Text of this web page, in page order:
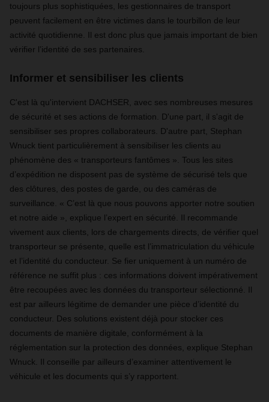
toujours plus sophistiquées, les gestionnaires de transport
peuvent facilement en être victimes dans le tourbillon de leur
activité quotidienne. Il est donc plus que jamais important de bien
vérifier l’identité de ses partenaires.
Informer et sensibiliser les clients
C'est là qu'intervient DACHSER, avec ses nombreuses mesures
de sécurité et ses actions de formation. D'une part, il s'agit de
sensibiliser ses propres collaborateurs. D'autre part, Stephan
Wnuck tient particulièrement à sensibiliser les clients au
phénomène des « transporteurs fantômes ». Tous les sites
d’expédition ne disposent pas de système de sécurisé tels que
des clôtures, des postes de garde, ou des caméras de
surveillance. « C’est là que nous pouvons apporter notre soutien
et notre aide », explique l’expert en sécurité. Il recommande
vivement aux clients, lors de chargements directs, de vérifier quel
transporteur se présente, quelle est l’immatriculation du véhicule
et l’identité du conducteur. Se fier uniquement à un numéro de
référence ne suffit plus : ces informations doivent impérativement
être recoupées avec les données du transporteur sélectionné. Il
est par ailleurs légitime de demander une pièce d’identité du
conducteur. Des solutions existent déjà pour stocker ces
documents de manière digitale, conformément à la
réglementation sur la protection des données, explique Stephan
Wnuck. Il conseille par ailleurs d’examiner attentivement le
véhicule et les documents qui s’y rapportent.